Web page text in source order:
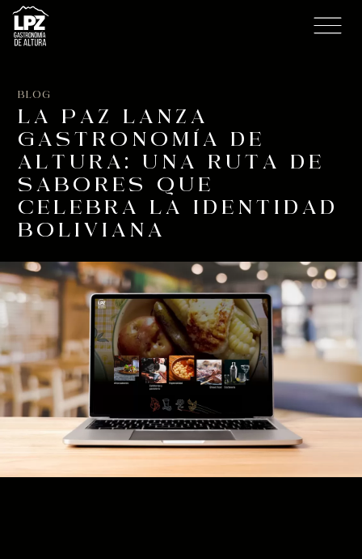
BLOG
LA PAZ LANZA
GASTRONOMÍA DE
ALTURA: UNA RUTA DE
SABORES QUE
CELEBRA LA IDENTIDAD
BOLIVIANA